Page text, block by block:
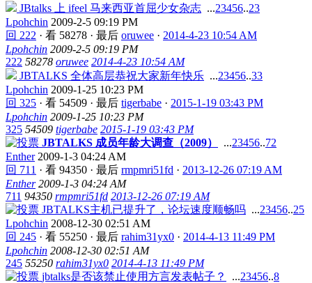
JBtalks 上 ifeel 马来西亚首屈少女杂志 ...23456..23
Lpohchin 2009-2-5 09:19 PM
回 222 · 看 58278 · 最后 oruwee · 2014-4-23 10:54 AM
Lpohchin 2009-2-5 09:19 PM
222 58278 oruwee 2014-4-23 10:54 AM
JBTALKS 全体高层恭祝大家新年快乐 ...23456..33
Lpohchin 2009-1-25 10:23 PM
回 325 · 看 54509 · 最后 tigerbabe · 2015-1-19 03:43 PM
Lpohchin 2009-1-25 10:23 PM
325 54509 tigerbabe 2015-1-19 03:43 PM
JBTALKS 成员年龄大调查（2009）
...23456..72
Enther 2009-1-3 04:24 AM
回 711 · 看 94350 · 最后 rmpmri51fd · 2013-12-26 07:19 AM
Enther 2009-1-3 04:24 AM
711 94350 rmpmri51fd 2013-12-26 07:19 AM
JBTALKS主机已提升了，论坛速度顺畅吗 ...23456..25
Lpohchin 2008-12-30 02:51 AM
回 245 · 看 55250 · 最后 rahim31yx0 · 2014-4-13 11:49 PM
Lpohchin 2008-12-30 02:51 AM
245 55250 rahim31yx0 2014-4-13 11:49 PM
jbtalks是否该禁止使用方言发表帖子？
...23456..8